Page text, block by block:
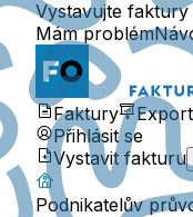
Vystavujte
Mám problém
Faktury
Přihlásit se
Vystavit fakturu
Podnikatelův